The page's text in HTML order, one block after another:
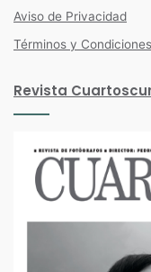
Aviso de Privacidad
Términos y Condiciones
Revista